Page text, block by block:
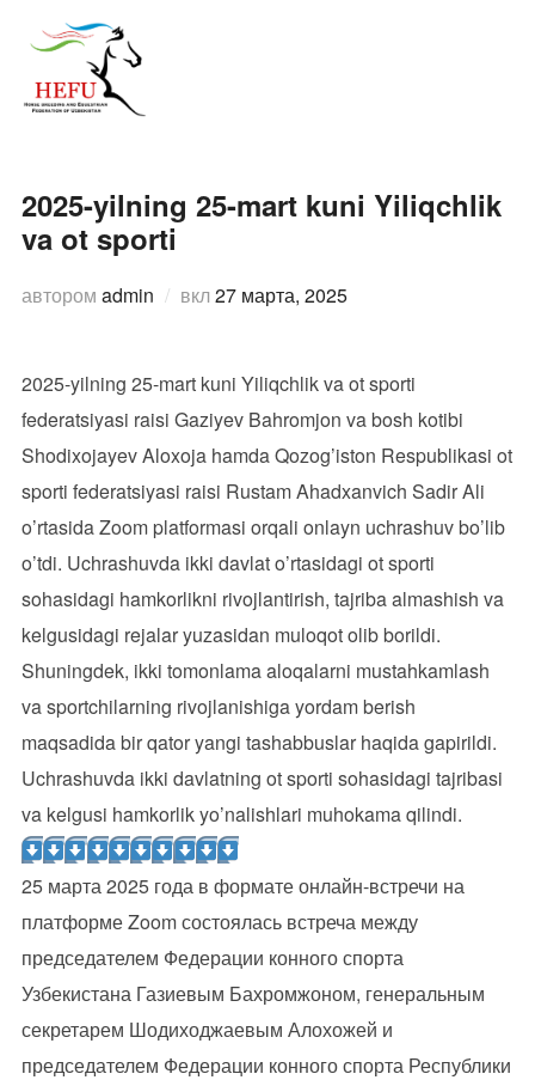
содержимому
2025-yilning 25-mart kuni Yiliqchlik
va ot sporti
автором admin вклОпубликовано
27 марта, 2025
2025-yilning 25-mart kuni Yiliqchlik va ot sporti
federatsiyasi raisi Gaziyev Bahromjon va bosh kotibi
Shodixojayev Aloxoja hamda Qozog’iston Respublikasi ot
sporti federatsiyasi raisi Rustam Ahadxanvich Sadir Ali
o’rtasida Zoom platformasi orqali onlayn uchrashuv bo’lib
o’tdi. Uchrashuvda ikki davlat o’rtasidagi ot sporti
sohasidagi hamkorlikni rivojlantirish, tajriba almashish va
kelgusidagi rejalar yuzasidan muloqot olib borildi.
Shuningdek, ikki tomonlama aloqalarni mustahkamlash
va sportchilarning rivojlanishiga yordam berish
maqsadida bir qator yangi tashabbuslar haqida gapirildi.
Uchrashuvda ikki davlatning ot sporti sohasidagi tajribasi
va kelgusi hamkorlik yo’nalishlari muhokama qilindi.
25 марта 2025 года в формате онлайн-встречи на
платформе Zoom состоялась встреча между
председателем Федерации конного спорта
Узбекистана Газиевым Бахромжоном, генеральным
секретарем Шодиходжаевым Алохожей и
председателем Федерации конного спорта Республики